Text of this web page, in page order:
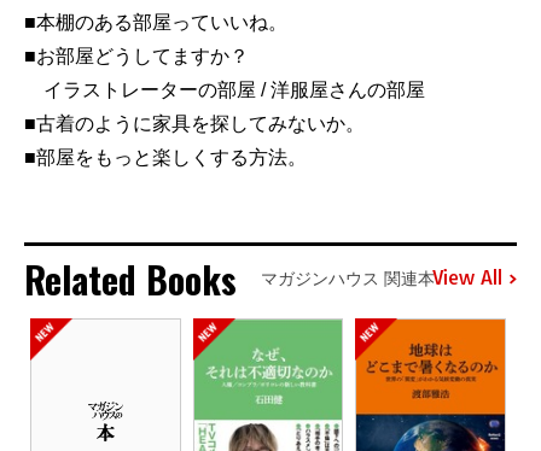
■本棚のある部屋っていいね。
■お部屋どうしてますか？
イラストレーターの部屋 / 洋服屋さんの部屋
■古着のように家具を探してみないか。
■部屋をもっと楽しくする方法。
Related Books マガジンハウス 関連本View All